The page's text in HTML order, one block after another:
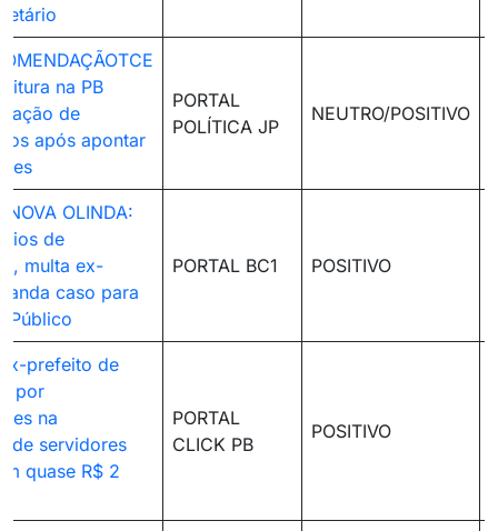
na PB
de
após apontar
PORTAL
POLÍTICA JP
NEUTRO/POSITIVO
NOVA OLINDA:
de
multa ex-
caso para
Público
PORTAL BC1 POSITIVO
prefeito de
por
na
de servidores
quase R$ 2
PORTAL
CLICK PB
POSITIVO